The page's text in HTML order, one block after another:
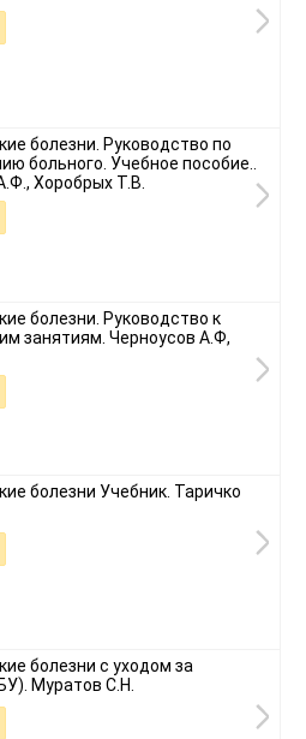
болезни. Руководство по
больного. Учебное пособие..
Хоробрых Т.В.
болезни. Руководство к
занятиям. Черноусов А.Ф,
болезни Учебник. Таричко
болезни с уходом за
Муратов С.Н.